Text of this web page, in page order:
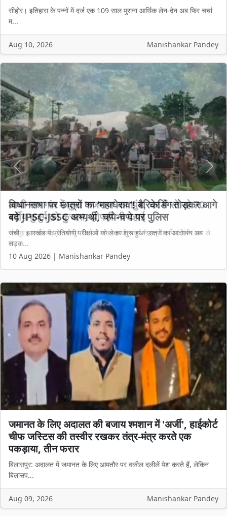
सीहोर। इतिहास के पन्नों में दर्ज एक 109 साल पुराना आर्थिक लेन-देन अब फिर चर्चा
म...
Aug 10, 2026 Manishankar Pandey
आधी रात गांव में घुसा ‘गजराज’ का झुंड, घर में सो रहे 70
वर्षीय बुजुर्ग को कुचला, झोपड़ी भी ढहाई
जशपुर। छत्तीसगढ़ के जशपुर जिले में मानव-हाथी संघर्ष ने एक बार फिर गंभीर रूप ले
ल...
10 Aug 2026 | Manishankar Pandey
Previous Next
जमानत के लिए अदालत की बजाय श्मशान में 'अर्जी', हाईकोर्ट
चीफ जस्टिस की तस्वीर रखकर तंत्र-मंत्र करते एक
पकड़ाया, तीन फरार
बिलासपुर: अदालत में जमानत के लिए आमतौर पर वकील दलीलें पेश करते हैं, लेकिन
बिलासप...
Aug 09, 2026 Manishankar Pandey